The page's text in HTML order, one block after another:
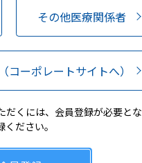
番地
その他医療関係者
（コーポレートサイトへ）
だくには、会員登録が必要とな
ださい。